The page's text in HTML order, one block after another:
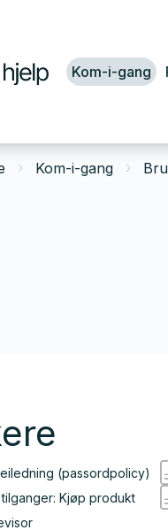
Kom-i-gang
Kom-i-gang
(passordpolicy)
Kjøp produkt